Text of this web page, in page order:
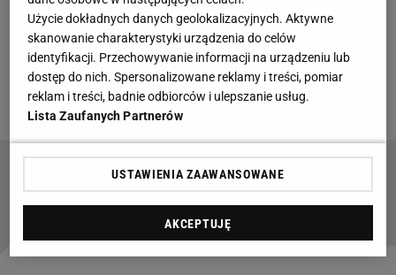
bliskie kontakty z golfistą. Wwynikuafery
zakończyło się małżeństwo Woodsa z Elin
Nordegren, a liczne firmy zrezygnowały ze
sponsorowania Amerykanina.
Mistrz rozbity! Sensacja w polskiej parze w
ćwierćfinale Ligi Mistrzów
Użycie dokładnych danych geolokalizacyjnych. Aktywne
skanowanie charakterystyki urządzenia do celów
identyfikacji. Przechowywanie informacji na urządzeniu lub
dostęp do nich. Spersonalizowane reklamy i treści, pomiar
reklam i treści, badnie odbiorców i ulepszanie usług.
Lista Zaufanych Partnerów
USTAWIENIA ZAAWANSOWANE
AKCEPTUJĘ